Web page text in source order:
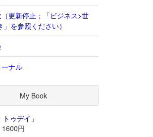
更新停止；「ビジネス>世
を参照ください）
ナル
My Book
トゥデイ」
円